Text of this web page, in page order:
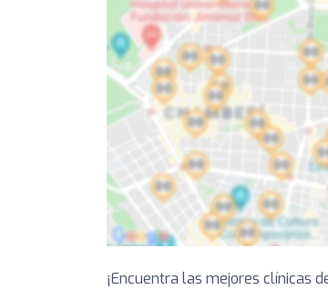
¡Encuentra las mejores clínicas